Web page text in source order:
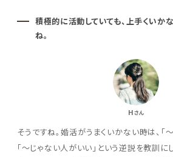
積極的に活動していても、上手くいか
ね。
Hさん
そうですね。婚活がうまくいかない時は、「
「～じゃない人がいい」という逆説を教訓に